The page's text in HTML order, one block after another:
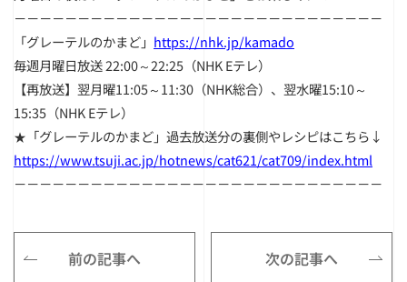
－－－－－－－－－－－－－－－－－－－－－－－－－－－－－
「グレーテルのかまど」 https://nhk.jp/kamado
毎週月曜日放送 22:00～22:25（NHK Eテレ）
【再放送】翌月曜11:05～11:30（NHK総合）、翌水曜15:10～
15:35（NHK Eテレ）
★「グレーテルのかまど」過去放送分の裏側やレシピはこちら↓
https://www.tsuji.ac.jp/hotnews/cat621/cat709/index.html
－－－－－－－－－－－－－－－－－－－－－－－－－－－－－
前の記事へ 次の記事へ